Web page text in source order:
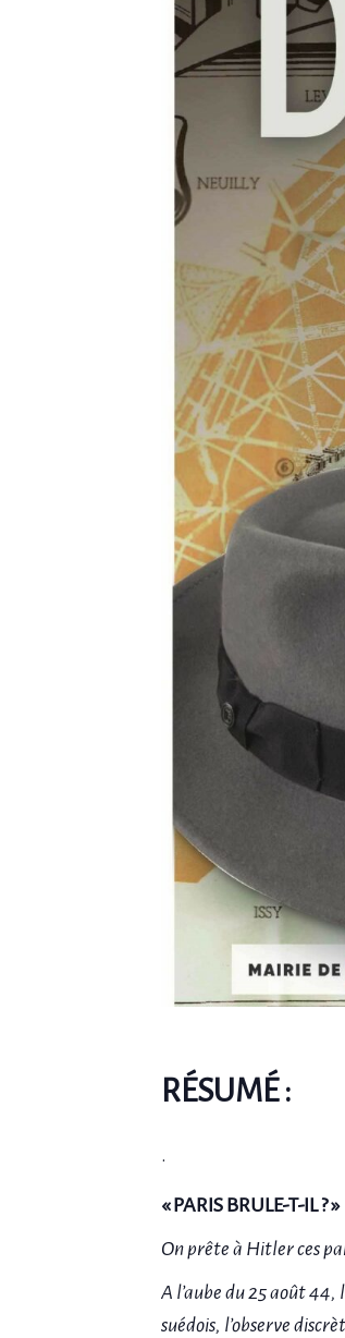
RÉSUMÉ :
.
« PARIS BRULE-T-IL ? »
On prête à Hitler ces
A l’aube du 25 août
suédois, l’observe